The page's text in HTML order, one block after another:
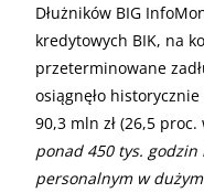
Dłużników BIG
kredytowych BIK, na
przeterminowane
osiągnęło
90,3 mln zł (26,5
ponad 450 tys.
personalnym w